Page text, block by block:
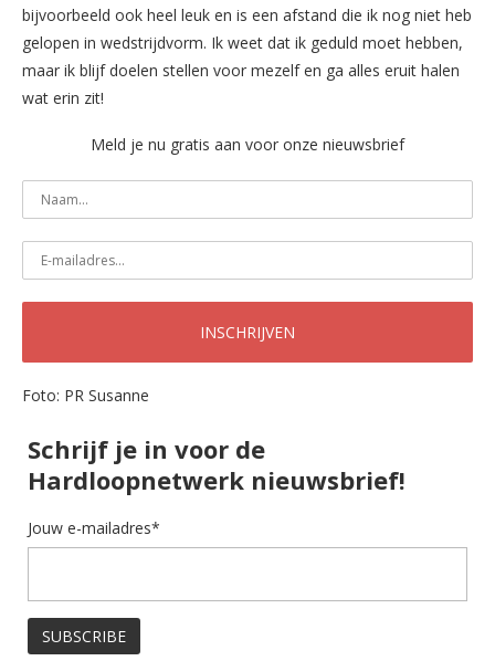
bijvoorbeeld ook heel leuk en is een afstand die ik nog niet heb
gelopen in wedstrijdvorm. Ik weet dat ik geduld moet hebben,
maar ik blijf doelen stellen voor mezelf en ga alles eruit halen
wat erin zit!
Meld je nu gratis aan voor onze nieuwsbrief
Foto: PR Susanne
Schrijf je in voor de
Hardloopnetwerk nieuwsbrief!
Jouw e-mailadres*